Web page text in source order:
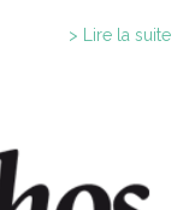
> Lire la suite